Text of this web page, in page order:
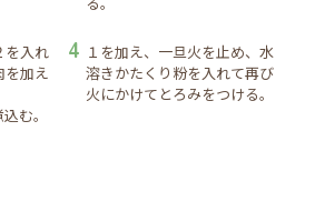
を入れ
を加え
む。
１を加え、一旦火を止め、水
溶きかたくり粉を入れて再び
火にかけてとろみをつける。